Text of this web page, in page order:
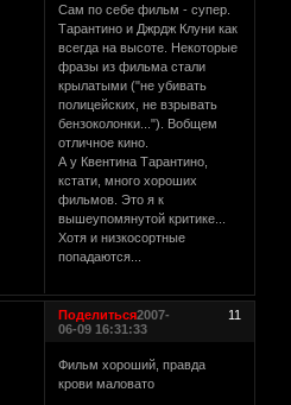
Сам по себе фильм - супер.
Тарантино и Джрдж Клуни как
всегда на высоте. Некоторые
фразы из фильма стали
крылатыми ("не убивать
полицейских, не взрывать
бензоколонки..."). Вобщем
отличное кино.
А у Квентина Тарантино,
кстати, много хороших
фильмов. Это я к
вышеупомянутой критике...
Хотя и низкосортные
попадаются...
Поделиться 11
2007-
06-09 16:31:33
Фильм хороший, правда
крови маловато